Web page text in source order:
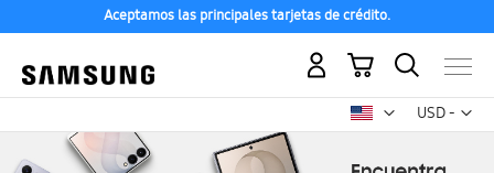
Aceptamos las principales tarjetas de crédito.
USD -
dólar
Mi carrito